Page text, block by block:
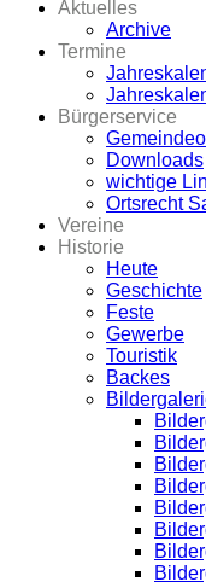
Aktuelles
Archive
Termine
Bürgerservice
Downloads
wichtige
Ortsrecht
Vereine
Historie
Heute
Geschichte
Feste
Gewerbe
Touristik
Backes